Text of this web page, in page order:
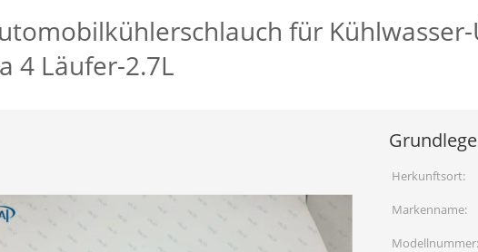
für
4 Läufer-2.7L
Herkunftsort:
Markenname:
Modellnummer: